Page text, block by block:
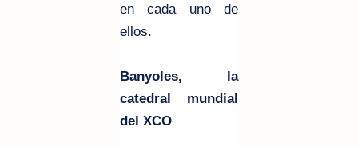
en cada uno de
ellos.
Banyoles, la
catedral mundial
del XCO